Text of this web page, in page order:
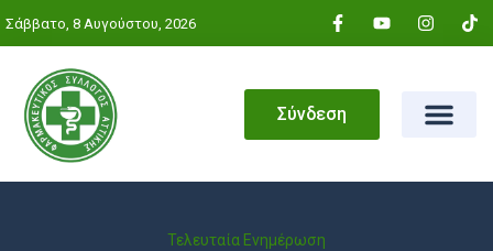
Σάββατο, 8 Αυγούστου, 2026
Σύνδεση
Τελευταία Ενημέρωση